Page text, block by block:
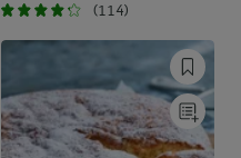
(114)